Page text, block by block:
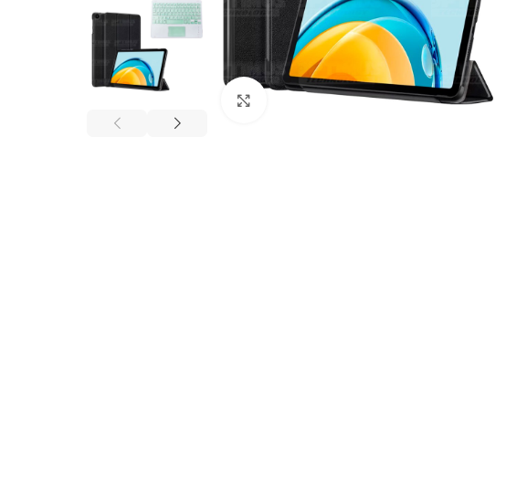
Click to enlarge